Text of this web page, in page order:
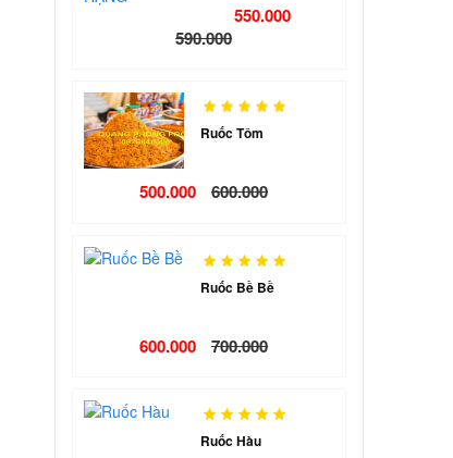
550.000
590.000
Ruốc Tôm
500.000 600.000
Ruốc Bề Bề
600.000 700.000
Ruốc Hàu